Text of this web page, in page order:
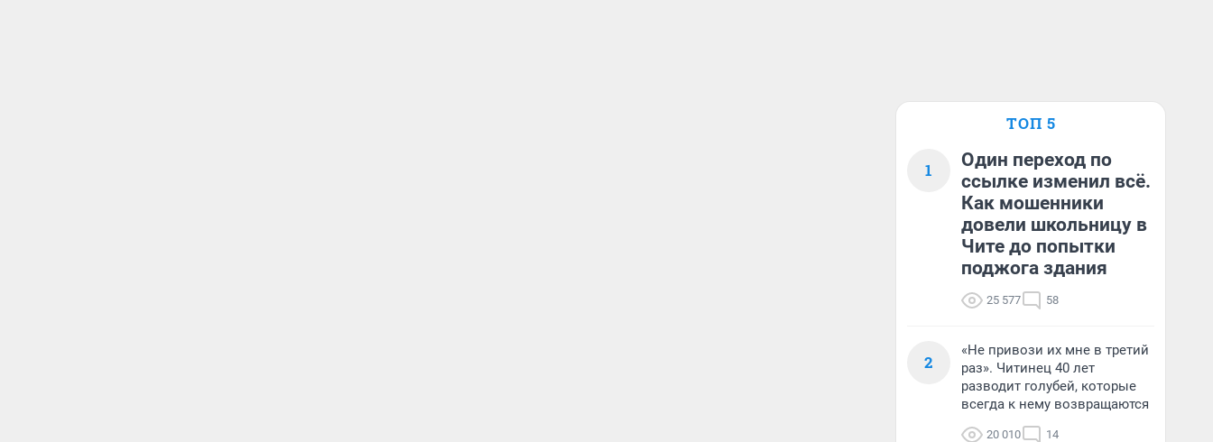
ТОП 5
1
Один переход по
ссылке изменил всё.
Как мошенники
довели школьницу в
Чите до попытки
поджога здания
25 577 58
2
«Не привози их мне в третий
раз». Читинец 40 лет
разводит голубей, которые
всегда к нему возвращаются
20 010 14